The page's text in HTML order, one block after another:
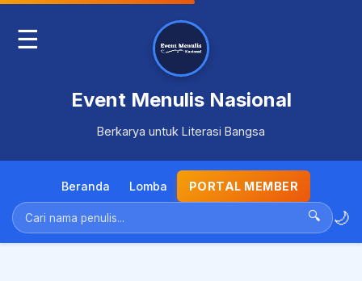
☰
Event Menulis Nasional
Berkarya untuk Literasi Bangsa
Beranda Lomba PORTAL MEMBER
🔍 🌙